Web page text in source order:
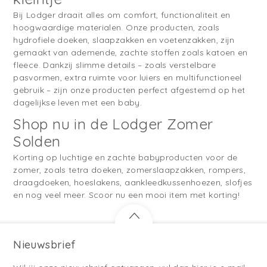
Bij Lodger draait alles om comfort, functionaliteit en
hoogwaardige materialen. Onze producten, zoals
hydrofiele doeken, slaapzakken en voetenzakken, zijn
gemaakt van ademende, zachte stoffen zoals katoen en
fleece. Dankzij slimme details – zoals verstelbare
pasvormen, extra ruimte voor luiers en multifunctioneel
gebruik – zijn onze producten perfect afgestemd op het
dagelijkse leven met een baby.
Shop nu in de Lodger Zomer
Solden
Korting op luchtige en zachte babyproducten voor de
zomer, zoals tetra doeken, zomerslaapzakken, rompers,
draagdoeken, hoeslakens, aankleedkussenhoezen, slofjes
en nog veel meer. Scoor nu een mooi item met korting!
Nieuwsbrief